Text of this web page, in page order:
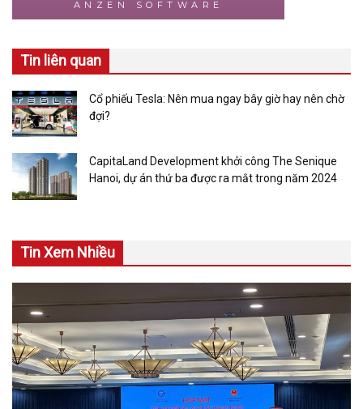
Tin liên quan
Cổ phiếu Tesla: Nên mua ngay bây giờ hay nên chờ
đợi?
CapitaLand Development khởi công The Senique
Hanoi, dự án thứ ba được ra mắt trong năm 2024
Tin Xem Nhiều